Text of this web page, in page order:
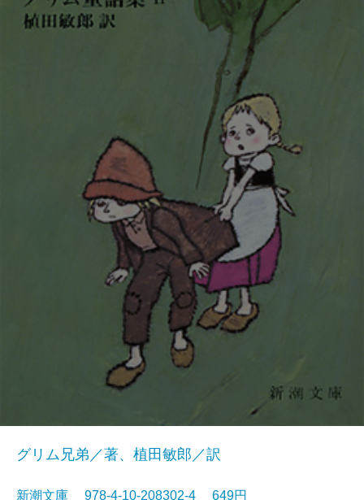
グリム兄弟／著、植田敏郎／訳
新潮文庫 978-4-10-208302-4 649円